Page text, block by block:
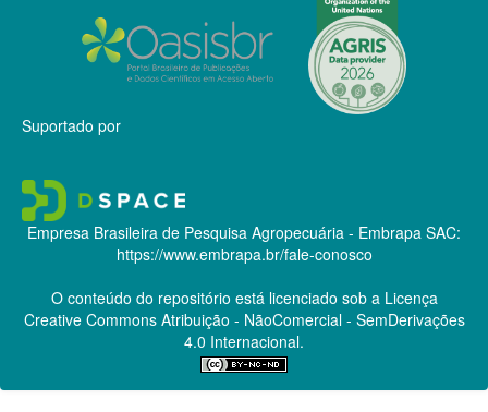
Suportado por
Empresa Brasileira de Pesquisa Agropecuária - Embrapa SAC:
https://www.embrapa.br/fale-conosco
O conteúdo do repositório está licenciado sob a Licença
Creative CommonsAtribuição - NãoComercial - SemDerivações
4.0 Internacional.